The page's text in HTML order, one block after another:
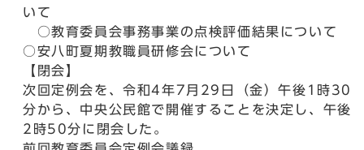
いて
○教育委員会事務事業の点検評価結果について
○安八町夏期教職員研修会について
【閉会】
次回定例会を、令和4年7月29日（金）午後1時30
分から、中央公民館で開催することを決定し、午後
2時50分に閉会した。